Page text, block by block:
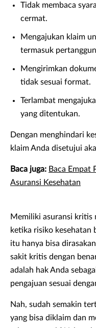
Tidak membaca
cermat.
Mengajukan klaim
termasuk
Mengirimkan
tidak sesuai format.
Terlambat
yang ditentukan.
Dengan menghindari
klaim Anda disetujui
Baca juga: Baca Empat
Asuransi Kesehatan
Memiliki asuransi kritis
ketika risiko kesehatan
itu hanya bisa
sakit kritis dengan
adalah hak Anda
pengajuan sesuai
Nah, sudah semakin
yang bisa diklaim dan